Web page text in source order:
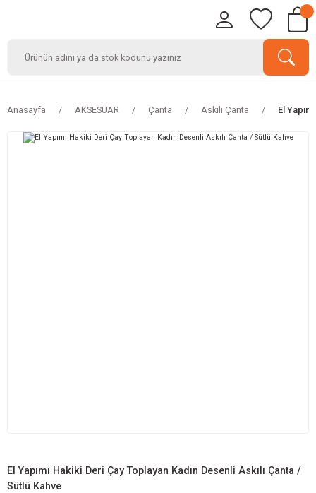
Anasayfa AKSESUAR Çanta Askılı Çanta El
El Yapımı Hakiki Deri Çay Toplayan Kadın Desenli Askılı Çanta /
Sütlü Kahve